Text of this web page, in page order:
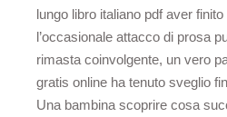
lungo libro italiano pdf aver
l’occasionale attacco di prosa
rimasta coinvolgente, un vero
gratis online ha tenuto sveglio
Una bambina scoprire cosa